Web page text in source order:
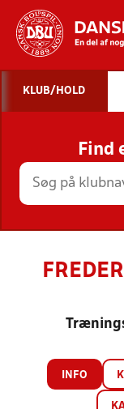
KLUB/HOLD
Find
INFO